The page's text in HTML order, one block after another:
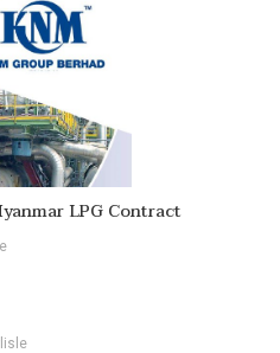
LPG Contract